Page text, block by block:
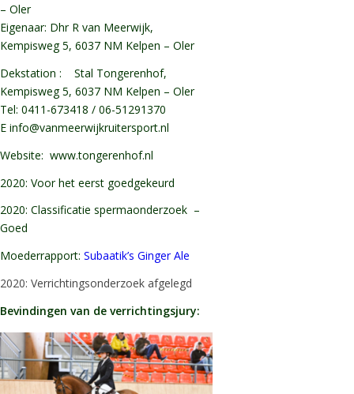
– Oler
Eigenaar: Dhr R van Meerwijk,
Kempisweg 5, 6037 NM Kelpen – Oler
Dekstation : Stal Tongerenhof,
Kempisweg 5, 6037 NM Kelpen – Oler
Tel: 0411-673418 / 06-51291370
E info@vanmeerwijkruitersport.nl
Website: www.tongerenhof.nl
2020: Voor het eerst goedgekeurd
2020: Classificatie spermaonderzoek –
Goed
Moederrapport: Subaatik’s Ginger Ale
2020: Verrichtingsonderzoek afgelegd
Bevindingen van de verrichtingsjury: